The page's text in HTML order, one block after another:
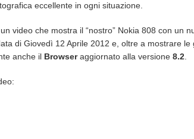
eccellente in ogni situazione.
video che mostra il “nostro” Nokia 808 con un
di Giovedì 12 Aprile 2012 e, oltre a mostrare
anche il Browseraggiornato alla versione8.2.